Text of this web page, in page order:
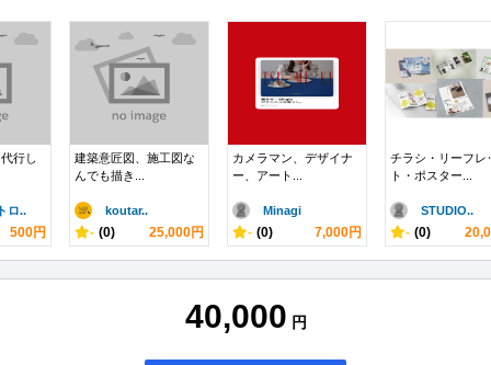
行し
ロ..
500円
建築意匠図、施工図な
んでも描き...
koutar..
- (0) 25,000円
カメラマン、デザイナ
ー、アート...
Minagi
- (0) 7,000円
チラシ・リーフレ
ト・ポスター...
STUDIO..
- (0)
40,000 円